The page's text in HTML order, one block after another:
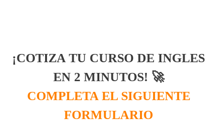
¡COTIZA TU CURSO DE INGLES
EN 2 MINUTOS! 🚀
COMPLETA EL SIGUIENTE
FORMULARIO